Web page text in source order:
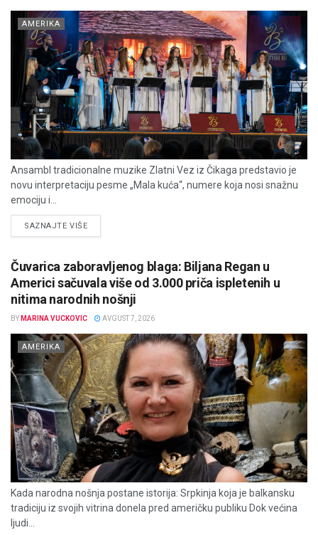
AMERIKA
Ansambl tradicionalne muzike Zlatni Vez iz Čikaga predstavio je
novu interpretaciju pesme „Mala kuća“, numere koja nosi snažnu
emociju i...
SAZNAJTE VIŠEDETAILS
Čuvarica zaboravljenog blaga: Biljana Regan u
Americi sačuvala više od 3.000 priča ispletenih u
nitima narodnih nošnji
BY MARINA VUCKOVIC AVGUST 7, 2026
AMERIKA
Kada narodna nošnja postane istorija: Srpkinja koja je balkansku
tradiciju iz svojih vitrina donela pred američku publiku Dok većina
ljudi...